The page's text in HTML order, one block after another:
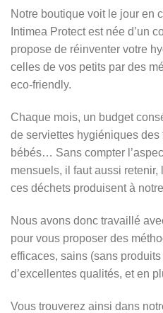
Notre boutique voit le jour en
Intimea Protect est née d’un
propose de réinventer votre
celles de vos petits par des
eco-friendly.
Chaque mois, un budget
de serviettes hygiéniques
bébés… Sans compter
mensuels, il faut aussi retenir,
ces déchets produisent à
Nous avons donc travaillé
pour vous proposer des
efficaces, sains (sans
d’excellentes qualités, et en
Vous trouverez ainsi dans